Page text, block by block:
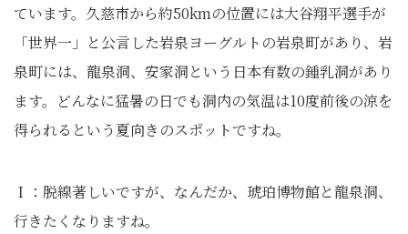
ています。久慈市から約50kmの位置には大谷翔平選手が
「世界一」と公言した岩泉ヨーグルトの岩泉町があり、岩
泉町には、龍泉洞、安家洞という日本有数の鍾乳洞があり
ます。どんなに猛暑の日でも洞内の気温は10度前後の涼を
得られるという夏向きのスポットですね。
Ｉ：脱線著しいですが、なんだか、琥珀博物館と龍泉洞、
行きたくなりますね。